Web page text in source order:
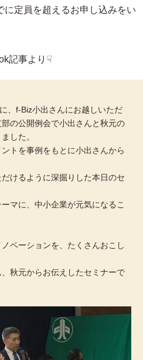
に定員を超えるお申し込みをい
記事より☟
、f-Biz小出さんにお越しいただ
の公開例会で小出さんと秋元の
した。
トを事例をもとに小出さんから
けるように深掘りした本日のセ
マに、中小企業が元気になるこ
ベーションを、たくさんおこし
秋元からお伝えしたセミナーで